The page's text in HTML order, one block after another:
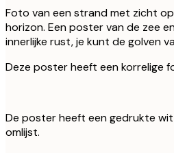
Foto van een strand met zicht
horizon. Een poster van de zee
innerlijke rust, je kunt de golven
Deze poster heeft een korrelige
De poster heeft een gedrukte
omlijst.